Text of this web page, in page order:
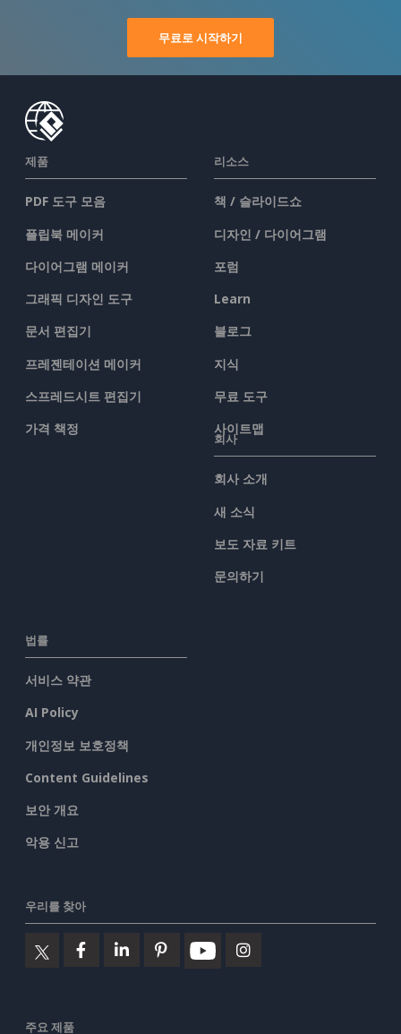
무료로 시작하기
제품
PDF 도구 모음
플립북 메이커
다이어그램 메이커
그래픽 디자인 도구
문서 편집기
프레젠테이션 메이커
스프레드시트 편집기
가격 책정
리소스
책 / 슬라이드쇼
디자인 / 다이어그램
포럼
Learn
블로그
지식
무료 도구
사이트맵
회사
회사 소개
새 소식
보도 자료 키트
문의하기
법률
서비스 약관
AI Policy
개인정보 보호정책
Content Guidelines
보안 개요
악용 신고
우리를 찾아
주요 제품